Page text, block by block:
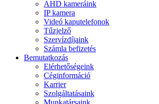
AHD kameráink
IP kamera
Videó kaputelefonok
Tűzjelző
Szervízdíjaink
Számla befizetés
Bemutatkozás
Elérhetőségeink
Céginformáció
Karrier
Szolgáltatásaink
Munkatársaink